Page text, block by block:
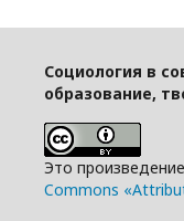
Социология в
образование,
Это
Commons